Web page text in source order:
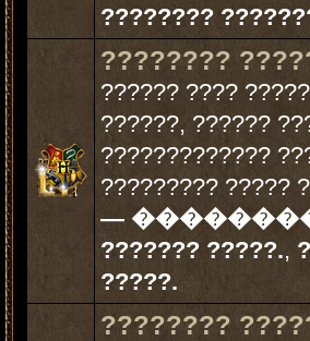
????????
????????
?????? ????
??????, ??????
?????????????
????????? ?????
—
??????? ?????.,
?????.
????????